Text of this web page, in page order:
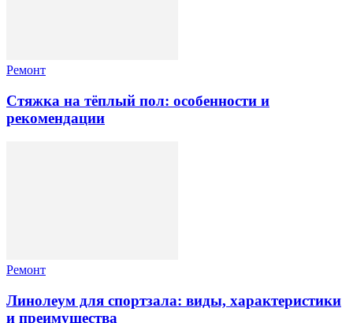
Ремонт
Стяжка на тёплый пол: особенности и
рекомендации
Ремонт
Линолеум для спортзала: виды, характеристики
и преимущества